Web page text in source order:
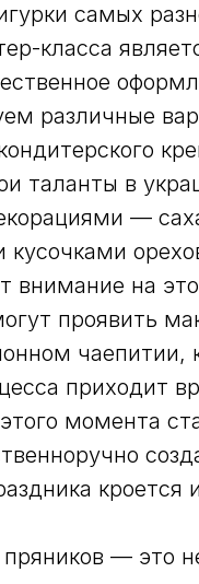
самых
класса
различные
таланты в
—
внимание на
проявить
чаепитии,
приходит
момента
кроется
— это